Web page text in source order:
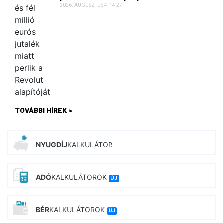
2026. AUGUSZTUS 4. 14:27
TOVÁBBI HÍREK >
NYUGDÍJKALKULÁTOR
ADÓKALKULÁTOROK ÚJ
BÉRKALKULÁTOROK ÚJ